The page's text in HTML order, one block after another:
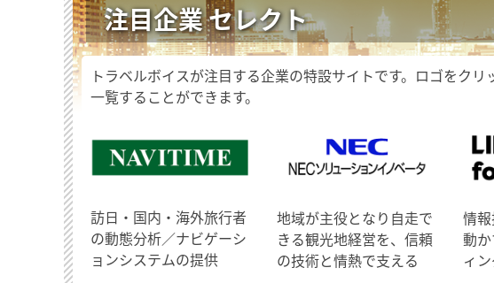
注目企業 セレクト
トラベルボイスが注目する企業の特設サイトです。ロゴをク
一覧することができます。
訪日・国内・海外旅行者
の動態分析／ナビゲーシ
ョンシステムの提供
地域が主役となり自走で
きる観光地経営を、信頼
の技術と情熱で支える
情
動
ィ